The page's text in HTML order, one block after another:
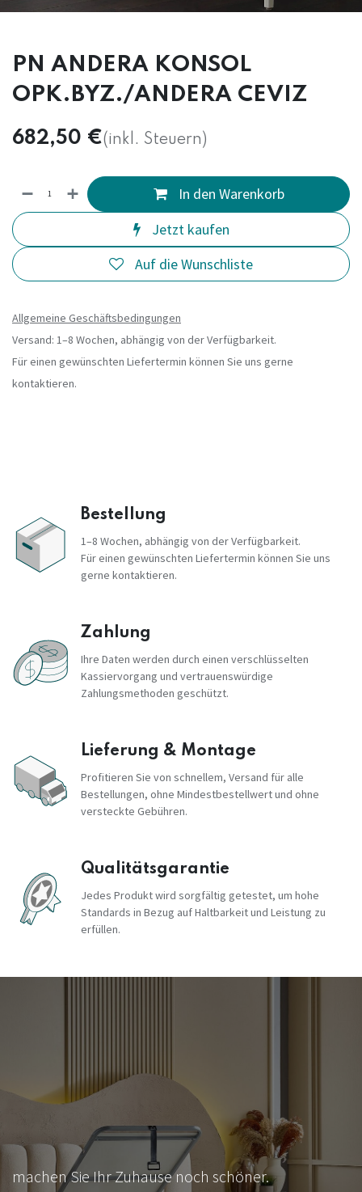
PN ANDERA KONSOL
OPK.BYZ./ANDERA CEVIZ
682,50 €(inkl. Steuern)
In den Warenkorb
Jetzt kaufen
Auf die Wunschliste
Allgemeine Geschäftsbedingungen
Versand: 1–8 Wochen, abhängig von der Verfügbarkeit.
Für einen gewünschten Liefertermin können Sie uns gerne
kontaktieren.
Bestellung
1–8 Wochen, abhängig von der Verfügbarkeit.
Für einen gewünschten Liefertermin können Sie uns
gerne kontaktieren.
Zahlung
Ihre Daten werden durch einen verschlüsselten
Kassiervorgang und vertrauenswürdige
Zahlungsmethoden geschützt.
Lieferung & Montage
Profitieren Sie von schnellem, Versand für alle
Bestellungen, ohne Mindestbestellwert und ohne
versteckte Gebühren.
Qualitätsgarantie
Jedes Produkt wird sorgfältig getestet, um hohe
Standards in Bezug auf Haltbarkeit und Leistung zu
erfüllen.
machen Sie Ihr Zuhause noch schöner.